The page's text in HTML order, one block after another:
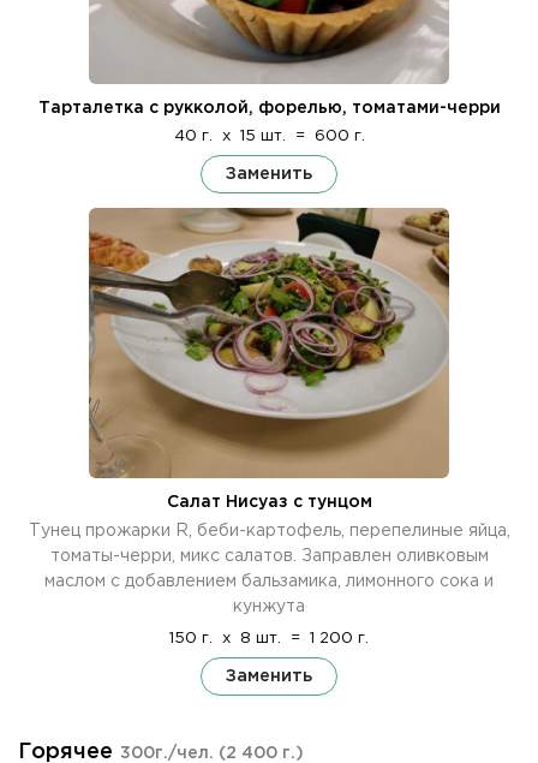
Тарталетка с рукколой, форелью, томатами-черри
40 г. x 15 шт. = 600 г.
Заменить
Салат Нисуаз с тунцом
Тунец прожарки R, беби-картофель, перепелиные яйца,
томаты-черри, микс салатов. Заправлен оливковым
маслом с добавлением бальзамика, лимонного сока и
кунжута
150 г. x 8 шт. = 1 200 г.
Заменить
Горячее 300г./чел. (2 400 г.)